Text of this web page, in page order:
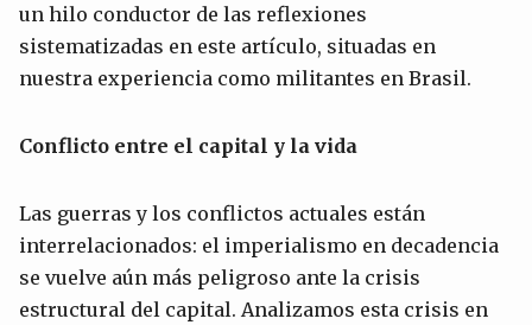
un hilo conductor de las reflexiones
sistematizadas en este artículo, situadas en
nuestra experiencia como militantes en Brasil.
Conflicto entre el capital y la vida
Las guerras y los conflictos actuales están
interrelacionados: el imperialismo en decadencia
se vuelve aún más peligroso ante la crisis
estructural del capital. Analizamos esta crisis en